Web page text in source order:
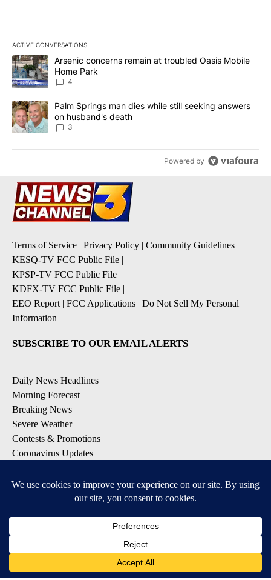
ACTIVE CONVERSATIONS
The following is a list of the most commented articles in the last
A trending article titled "Arsenic concerns remain at troubled
Arsenic concerns remain at troubled Oasis Mobile
Home Park
4
A trending article titled "Palm Springs man dies while still
Palm Springs man dies while still seeking answers
on husband's death
3
Powered by
Terms of Service | Privacy Policy | Community Guidelines
KESQ-TV FCC Public File |
KPSP-TV FCC Public File |
KDFX-TV FCC Public File |
EEO Report | FCC Applications | Do Not Sell My Personal
Information
SUBSCRIBE TO OUR EMAIL ALERTS
Daily News Headlines
Morning Forecast
Breaking News
Severe Weather
Contests & Promotions
Coronavirus Updates
Available for iOS and Android